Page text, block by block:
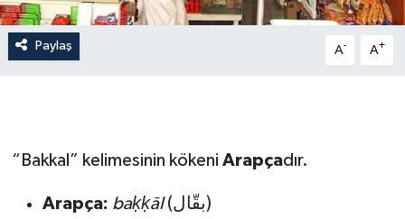
Paylaş A- A+
“Bakkal” kelimesinin kökeni Arapçadır.
Arapça: baḳḳāl (بقّال)
MAGAZİN
MEDYA
SEÇİM 2011